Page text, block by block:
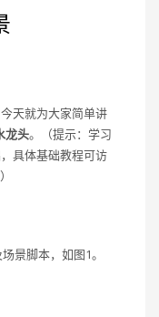
天就为大家简单讲
龙头。（提示：学习
具体基础教程可访
景脚本，如图1。